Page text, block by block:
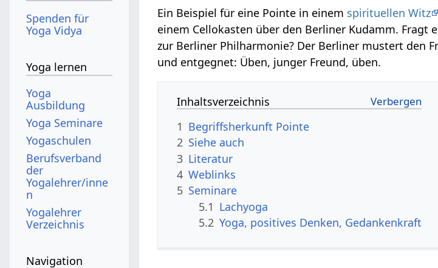
Ein Beispiel für eine Pointe in einem spirituellen Witz
einem Cellokasten über den Berliner Kudamm. Fragt
zur Berliner Philharmonie? Der Berliner mustert den
und entgegnet: Üben, junger Freund, üben.
Inhaltsverzeichnis
1 Begriffsherkunft Pointe
2 Siehe auch
3 Literatur
4 Weblinks
5 Seminare
5.1 Lachyoga
5.2 Yoga, positives Denken, Gedankenkraft
Spenden für
Yoga Vidya
Yoga lernen
Yoga
Ausbildung
Yoga Seminare
Yogaschulen
Berufsverband
der
Yogalehrer/inne
n
Yogalehrer
Verzeichnis
Navigation